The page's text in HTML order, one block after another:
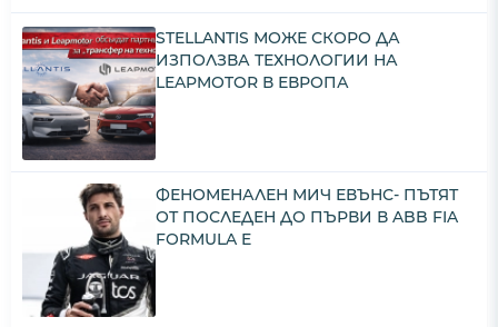
STELLANTIS МОЖЕ СКОРО ДА
ИЗПОЛЗВА ТЕХНОЛОГИИ НА
LEAPMOTOR В ЕВРОПА
ФЕНОМЕНАЛЕН МИЧ ЕВЪНС- ПЪТЯТ
ОТ ПОСЛЕДЕН ДО ПЪРВИ В ABB FIA
FORMULA E